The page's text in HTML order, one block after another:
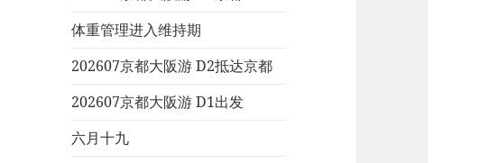
体重管理进入维持期
202607京都大阪游 D2抵达京都
202607京都大阪游 D1出发
六月十九